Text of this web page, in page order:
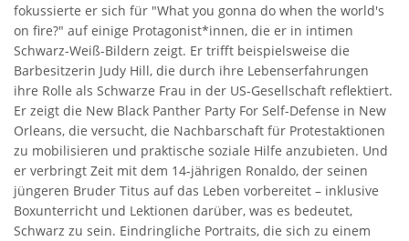
fokussierte er sich für "What you gonna do when the world's
on fire?" auf einige Protagonist*innen, die er in intimen
Schwarz-Weiß-Bildern zeigt. Er trifft beispielsweise die
Barbesitzerin Judy Hill, die durch ihre Lebenserfahrungen
ihre Rolle als Schwarze Frau in der US-Gesellschaft reflektiert.
Er zeigt die New Black Panther Party For Self-Defense in New
Orleans, die versucht, die Nachbarschaft für Protestaktionen
zu mobilisieren und praktische soziale Hilfe anzubieten. Und
er verbringt Zeit mit dem 14-jährigen Ronaldo, der seinen
jüngeren Bruder Titus auf das Leben vorbereitet – inklusive
Boxunterricht und Lektionen darüber, was es bedeutet,
Schwarz zu sein. Eindringliche Portraits, die sich zu einem